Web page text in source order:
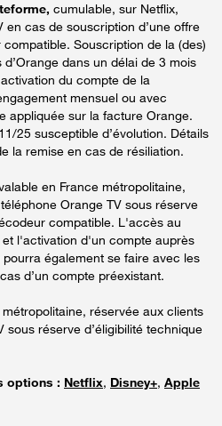
cumulable, sur Netflix,
en cas de souscription d’une offre
Souscription de la (des)
dans un délai de 3 mois
du compte de la
mensuel ou avec
appliquée sur la facture Orange.
25 susceptible d’évolution. Détails
la remise en cas de résiliation.
en France métropolitaine,
Orange TV sous réserve
compatible. L'accès au
l'activation d'un compte auprès
également se faire avec les
d’un compte préexistant.
réservée aux clients
sous réserve d’éligibilité technique
options : Netflix, Disney+, Apple